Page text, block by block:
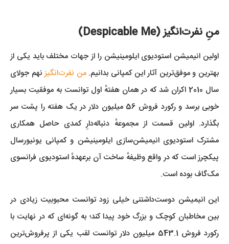
منِ نفرت‌انگیز (Despicable Me)
اولین انیمیشن استودیوی ایلومینیشن را از جهات مختلف باید یکی از
بهترین و موفق‌ترین آثار این کمپانی بدانیم.من نفرت‌انگیزنهم جولای
سال 2010 اکران شد که در همان هفتهٔ اول توانست به موفقیت بسیار
خوبی برسد و رکورد فروش 56 میلیون دلار در یک هفته را پشت سر
بگذارد. اولین قسمت از مجموعهٔ دنباله‌دارِ کمدی حاصل همکاری
مشترک استودیوی انیمیشن‌سازی ایلومینیشن و کمپانی یونیورسال
پیکچرز است که در واقع وظیفهٔ ساخت آن برعهدهٔ استودیوی فرانسوی
مک‌گاف بوده است.
این انیمیشن دوست‌داشتنی خیلی زود توانست محبوبیت زیادی در
بین مخاطبان کوچک و بزرگ خود پیدا کند؛ به گونه‌ای که در نهایت با
رکورد فروش 543.1 میلیون دلار توانست لقب یکی از پرفروش‌ترین